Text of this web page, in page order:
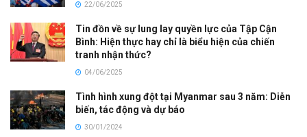
22/06/2025
Tin đồn về sự lung lay quyền lực của Tập Cận
Bình: Hiện thực hay chỉ là biểu hiện của chiến
tranh nhận thức?
04/06/2025
Tình hình xung đột tại Myanmar sau 3 năm: Diễn
biến, tác động và dự báo
30/01/2024